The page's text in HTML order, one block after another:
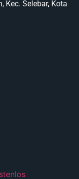
Kec. Selebar, Kota